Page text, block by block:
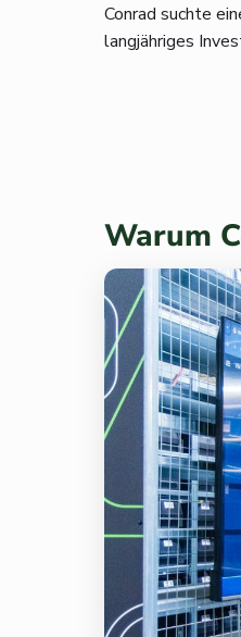
Conrad suchte
langjähriges
Warum